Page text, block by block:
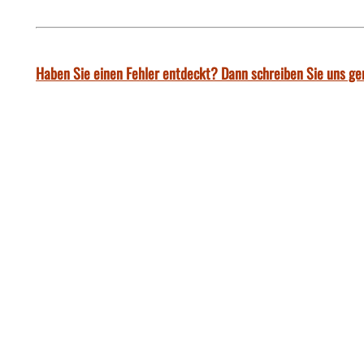
Haben Sie einen Fehler entdeckt? Dann schreiben Sie uns